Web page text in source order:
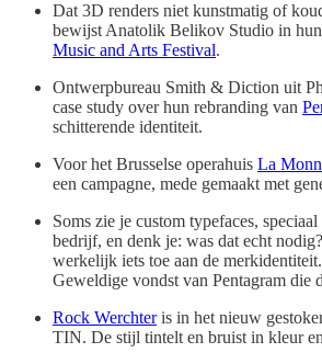
Dat 3D renders niet kunstmatig of
bewijst Anatolik Belikov Studio in
Music and Arts Festival.
Ontwerpbureau Smith & Diction uit
case study over hun rebranding van
schitterende identiteit.
Voor het Brusselse operahuis La
een campagne, mede gemaakt met
Soms zie je custom typefaces,
bedrijf, en denk je: was dat echt
werkelijk iets toe aan de
Geweldige vondst van Pentagram die
Rock Werchteris in het nieuw
TIN. De stijl tintelt en bruist in kleur